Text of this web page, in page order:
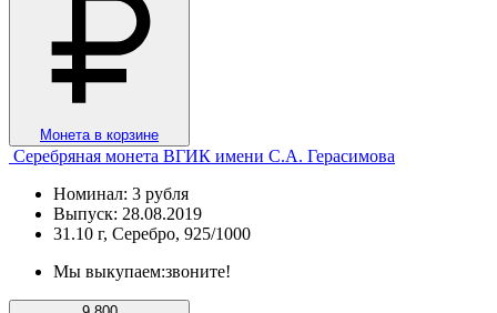
Монета в корзине
Серебряная монета ВГИК имени С.А. Герасимова
Номинал: 3 рубля
Выпуск: 28.08.2019
31.10 г, Серебро, 925/1000
Мы выкупаем:звоните!